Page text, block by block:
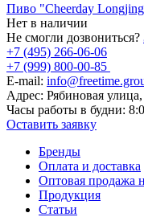
Пиво "Cheerday
Нет в наличии
Не смогли дозвониться?
+7 (495) 266-06-06
+7 (999) 800-00-85
E-mail:
Адрес: Рябиновая
Часы работы в будни:
Оставить заявку
Бренды
Оплата и доставка
Оптовая продажа
Продукция
Статьи